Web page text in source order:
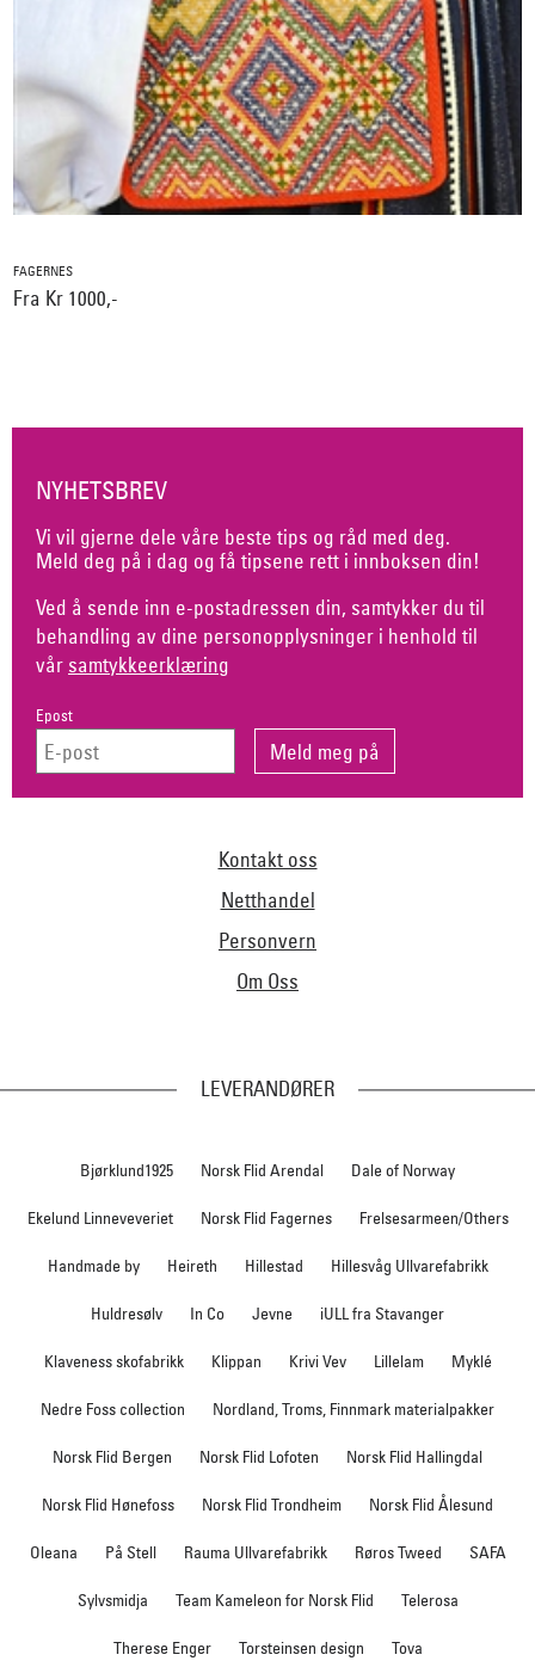
FAGERNES
Fra Kr 1000,-
NYHETSBREV
Vi vil gjerne dele våre beste tips og råd med deg.
Meld deg på i dag og få tipsene rett i innboksen din!
Ved å sende inn e-postadressen din, samtykker du til
behandling av dine personopplysninger i henhold til
vår samtykkeerklæring
Epost
Kontakt oss
Netthandel
Personvern
Om Oss
LEVERANDØRER
Bjørklund1925 Norsk Flid Arendal Dale of Norway
Ekelund Linneveveriet Norsk Flid Fagernes Frelsesarmeen/Others
Handmade by Heireth Hillestad Hillesvåg Ullvarefabrikk
Huldresølv In Co Jevne iULL fra Stavanger
Klaveness skofabrikk Klippan Krivi Vev Lillelam Myklé
Nedre Foss collection Nordland, Troms, Finnmark materialpakker
Norsk Flid Bergen Norsk Flid Lofoten Norsk Flid Hallingdal
Norsk Flid Hønefoss Norsk Flid Trondheim Norsk Flid Ålesund
Oleana På Stell Rauma Ullvarefabrikk Røros Tweed SAFA
Sylvsmidja Team Kameleon for Norsk Flid Telerosa
Therese Enger Torsteinsen design Tova